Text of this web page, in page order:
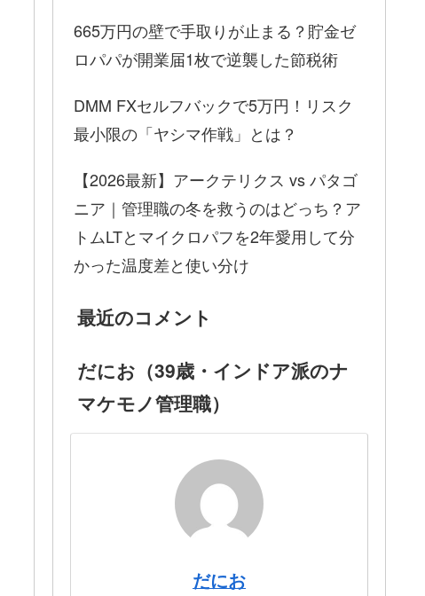
665万円の壁で手取りが止まる？貯金ゼ
ロパパが開業届1枚で逆襲した節税術
DMM FXセルフバックで5万円！リスク
最小限の「ヤシマ作戦」とは？
【2026最新】アークテリクス vs パタゴ
ニア｜管理職の冬を救うのはどっち？ア
トムLTとマイクロパフを2年愛用して分
かった温度差と使い分け
最近のコメント
だにお（39歳・インドア派のナ
マケモノ管理職）
だにお